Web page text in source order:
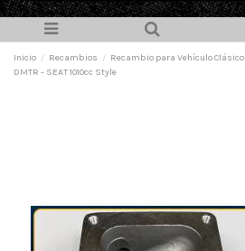
Inicio Recambios Recambio para Vehículo Clásico
DMTR - SEAT 1010cc Style